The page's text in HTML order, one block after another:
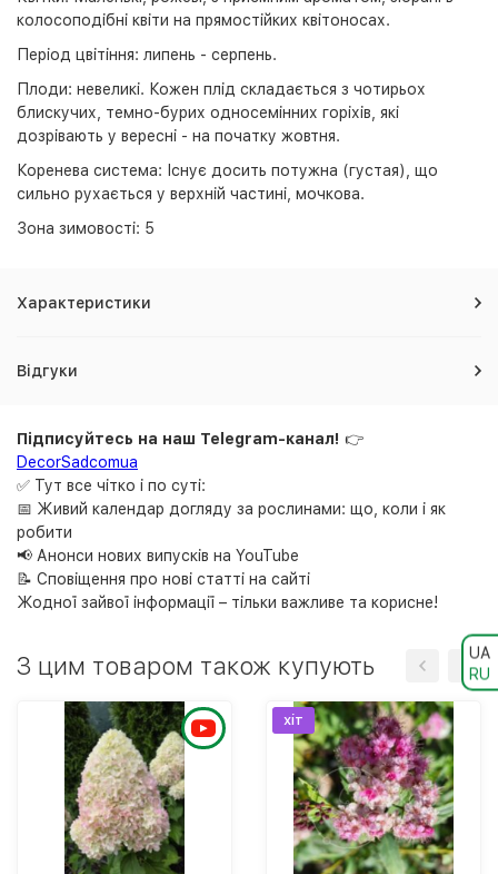
UA
RU
колосоподібні квіти на прямостійких квітоносах.
Період цвітіння: липень - серпень.
Плоди: невеликі. Кожен плід складається з чотирьох
блискучих, темно-бурих односемінних горіхів, які
дозрівають у вересні - на початку жовтня.
Коренева система: Існує досить потужна (густая), що
сильно рухається у верхній частині, мочкова.
Зона зимовості: 5
Характеристики
Відгуки
Підписуйтесь на наш Telegram-канал! 👉
DecorSadcomua
✅ Тут все чітко і по суті:
📅 Живий календар догляду за рослинами: що, коли і як
робити
📢 Анонси нових випусків на YouTube
📝 Сповіщення про нові статті на сайті
Жодної зайвої інформації – тільки важливе та корисне!
З цим товаром також купують
хіт